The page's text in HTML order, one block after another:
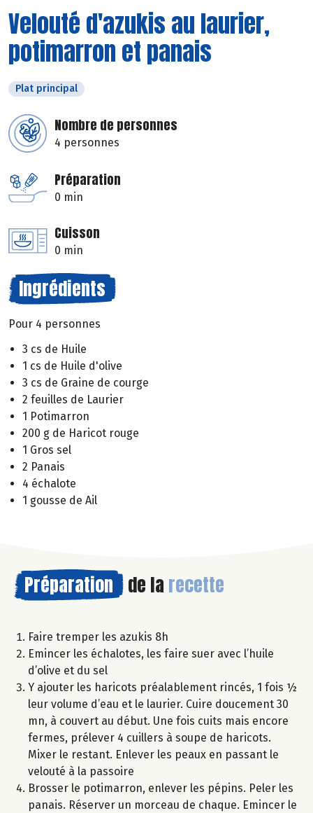
Velouté d'azukis au laurier,
potimarron et panais
Plat principal
Nombre de personnes
4 personnes
Préparation
0 min
Cuisson
0 min
Ingrédients
Pour 4 personnes
3 cs de Huile
1 cs de Huile d'olive
3 cs de Graine de courge
2 feuilles de Laurier
1 Potimarron
200 g de Haricot rouge
1 Gros sel
2 Panais
4 échalote
1 gousse de Ail
Préparation de la recette
Faire tremper les azukis 8h
Emincer les échalotes, les faire suer avec l’huile
d’olive et du sel
Y ajouter les haricots préalablement rincés, 1 fois ½
leur volume d’eau et le laurier. Cuire doucement 30
mn, à couvert au début. Une fois cuits mais encore
fermes, prélever 4 cuillers à soupe de haricots.
Mixer le restant. Enlever les peaux en passant le
velouté à la passoire
Brosser le potimarron, enlever les pépins. Peler les
panais. Réserver un morceau de chaque. Emincer le